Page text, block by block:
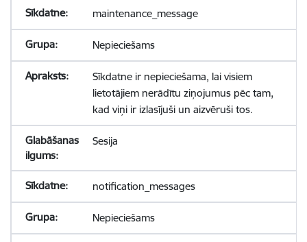
maintenance_message
Nepieciešams
Sīkdatne ir nepieciešama, lai visiem
lietotājiem nerādītu ziņojumus pēc tam,
kad viņi ir izlasījuši un aizvēruši tos.
Sesija
notification_messages
Nepieciešams